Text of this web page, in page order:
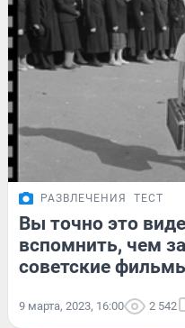
РАЗВЛЕЧЕНИЯ ТЕСТ
Вы точно это
вспомнить, чем
советские
9 марта, 2023, 16:00 2 542